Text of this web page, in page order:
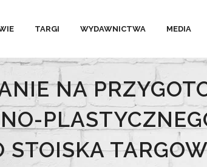
TARGI WYDAWNICTWA MEDIA
NA
STOISKA